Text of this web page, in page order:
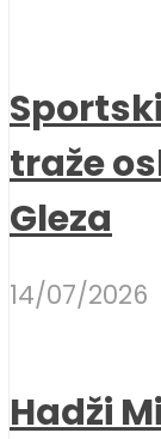
traže
Gleza
14/07/2026
Hadži